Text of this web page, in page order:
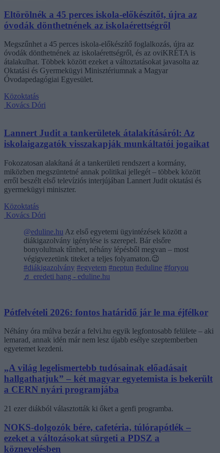
Eltörölnék a 45 perces iskola-előkészítőt, újra az
óvodák dönthetnének az iskolaérettségről
Megszűnhet a 45 perces iskola-előkészítő foglalkozás, újra az
óvodák dönthetnének az iskolaérettségről, és az oviKRÉTA is
átalakulhat. Többek között ezeket a változtatásokat javasolta az
Oktatási és Gyermekügyi Minisztériumnak a Magyar
Óvodapedagógiai Egyesület.
Közoktatás
Kovács Dóri
Lannert Judit a tankerületek átalakításáról: Az
iskolaigazgatók visszakapják munkáltatói jogaikat
Fokozatosan alakítaná át a tankerületi rendszert a kormány,
miközben megszüntetné annak politikai jellegét – többek között
erről beszélt első televíziós interjújában Lannert Judit oktatási és
gyermekügyi miniszter.
Közoktatás
Kovács Dóri
@eduline.hu Az első egyetemi ügyintézések között a
diákigazolvány igénylése is szerepel. Bár elsőre
bonyolultnak tűnhet, néhány lépésből megvan – most
végigvezetünk titeket a teljes folyamaton.😉
#diákigazolvány #egyetem #neptun #eduline #foryou
♬ eredeti hang - eduline.hu
Pótfelvételi 2026: fontos határidő jár le ma éjfélkor
Néhány óra múlva bezár a felvi.hu egyik legfontosabb felülete – aki
lemarad, annak idén már nem lesz újabb esélye szeptemberben
egyetemet kezdeni.
„A világ legelismertebb tudósainak előadásait
hallgathatjuk” – két magyar egyetemista is bekerült
a CERN nyári programjába
21 ezer diákból választották ki őket a genfi programba.
NOKS-dolgozók bére, cafetéria, túlórapótlék –
ezeket a változásokat sürgeti a PDSZ a
köznevelésben